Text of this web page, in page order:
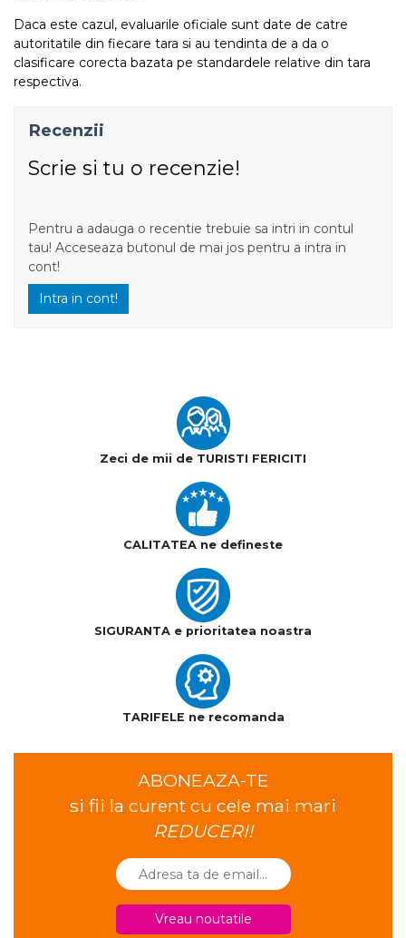
Daca este cazul, evaluarile oficiale sunt date de catre
autoritatile din fiecare tara si au tendinta de a da o
clasificare corecta bazata pe standardele relative din tara
respectiva.
Recenzii
Scrie si tu o recenzie!
Pentru a adauga o recentie trebuie sa intri in contul
tau! Acceseaza butonul de mai jos pentru a intra in
cont!
Intra in cont!
Zeci de mii de TURISTI FERICITI
CALITATEA ne defineste
SIGURANTA e prioritatea noastra
TARIFELE ne recomanda
ABONEAZA-TE
si fii la curent cu cele mai mari
REDUCERI!
Vreau noutatile